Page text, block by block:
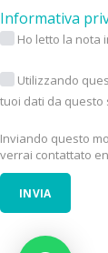
Informativa
Ho letto la nota
Utilizzando
tuoi dati da questo
Inviando questo
verrai contattato